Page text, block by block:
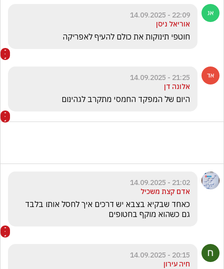
22:09 - 14.09.2025
אוריאל ניסן
חוטפי תינוקות את כולם להעיף לאפריקה
21:25 - 14.09.2025
אלונה דן
היום של המפקד החמסי מתקרב לגהינום
21:02 - 14.09.2025
אדם קצת משכיל
גם כשהוא מוקף בחטופים
20:15 - 14.09.2025
חיה עירון